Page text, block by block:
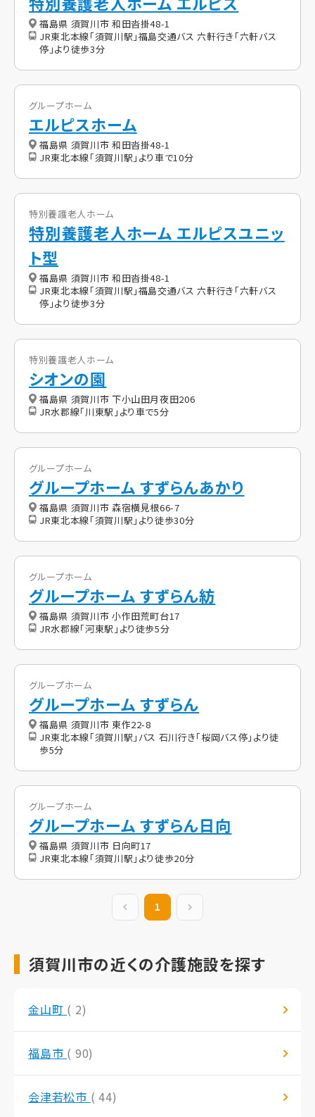
福島県 須賀川市 和田沓掛48-1
JR東北本線「須賀川駅」福島交通バス 六軒行き「六軒バス
停」より徒歩3分
グループホーム
エルピスホーム
福島県 須賀川市 和田沓掛48-1
JR東北本線「須賀川駅」より車で10分
特別養護老人ホーム
特別養護老人ホーム エルピスユニッ
ト型
福島県 須賀川市 和田沓掛48-1
JR東北本線「須賀川駅」福島交通バス 六軒行き「六軒バス
停」より徒歩3分
特別養護老人ホーム
シオンの園
福島県 須賀川市 下小山田月夜田206
JR水郡線「川東駅」より車で5分
グループホーム
グループホーム すずらんあかり
福島県 須賀川市 森宿横見根66-7
JR東北本線「須賀川駅」より徒歩30分
グループホーム
グループホーム すずらん紡
福島県 須賀川市 小作田荒町台17
JR水郡線「河東駅」より徒歩5分
グループホーム
グループホーム すずらん
福島県 須賀川市 東作22-8
JR東北本線「須賀川駅」バス 石川行き「桜岡バス停」より徒
歩5分
グループホーム
グループホーム すずらん日向
福島県 須賀川市 日向町17
JR東北本線「須賀川駅」より徒歩20分
前の20件
1
須賀川市の近くの介護施設を探す
金山町 ( 2)
福島市 ( 90)
会津若松市 ( 44)